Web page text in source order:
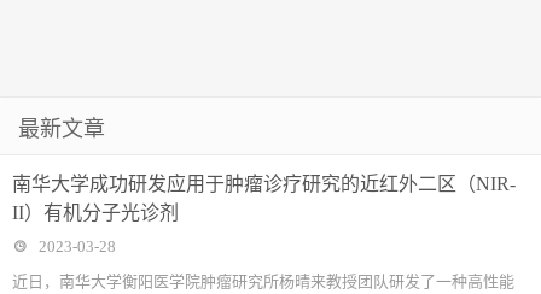
最新文章
南华大学成功研发应用于肿瘤诊疗研究的近红外二区（NIR-
II）有机分子光诊剂
2023-03-28
近日，南华大学衡阳医学院肿瘤研究所杨晴来教授团队研发了一种高性能